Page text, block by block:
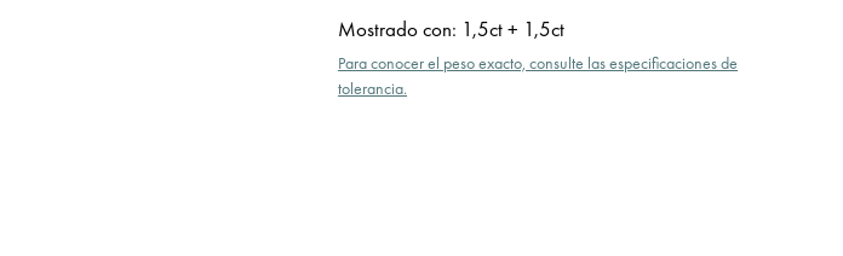
Mostrado con: 1,5ct + 1,5ct
Para conocer el peso exacto, consulte las especificaciones de
tolerancia.